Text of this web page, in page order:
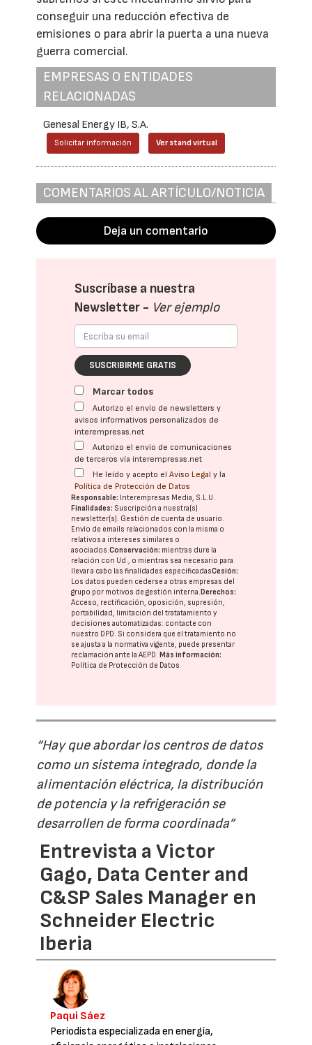
conseguir una reducción efectiva de
emisiones o para abrir la puerta a una nueva
guerra comercial.
EMPRESAS O ENTIDADES
RELACIONADAS
Genesal Energy IB, S.A.
Solicitar información Ver stand virtual
COMENTARIOS AL ARTÍCULO/NOTICIA
Deja un comentario
Suscríbase a nuestra
Newsletter - Ver ejemplo
SUSCRIBIRME GRATIS
Marcar todos
Autorizo el envío de newsletters y
avisos informativos personalizados de
interempresas.net
Autorizo el envío de comunicaciones
de terceros vía interempresas.net
He leído y acepto elAviso Legal y la
Política de Protección de Datos
Responsable: Interempresas Media, S.L.U.
Finalidades: Suscripción a nuestra(s)
newsletter(s). Gestión de cuenta de usuario.
Envío de emails relacionados con la misma o
relativos a intereses similares o
asociados.Conservación: mientras dure la
relación con Ud., o mientras sea necesario para
llevar a cabo las finalidades especificadasCesión:
Los datos pueden cederse a otras empresas del
grupo por motivos de gestión interna. Derechos:
Acceso, rectificación, oposición, supresión,
portabilidad, limitación del tratatamiento y
decisiones automatizadas: contacte con
nuestro DPD. Si considera que el tratamiento no
se ajusta a la normativa vigente, puede presentar
reclamación ante laAEPD. Más información:
Política de Protección de Datos
“Hay que abordar los centros de datos
como un sistema integrado, donde la
alimentación eléctrica, la distribución
de potencia y la refrigeración se
desarrollen de forma coordinada”
Entrevista a Victor
Gago, Data Center and
C&SP Sales Manager en
Schneider Electric
Iberia
Paqui Sáez
Periodista especializada en energía,